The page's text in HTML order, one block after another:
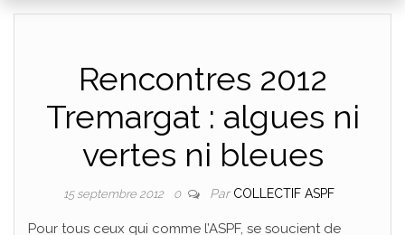
Rencontres 2012
Tremargat : algues ni
vertes ni bleues
15 septembre 2012 0 Par COLLECTIF ASPF
Pour tous ceux qui comme l’ASPF, se soucient de